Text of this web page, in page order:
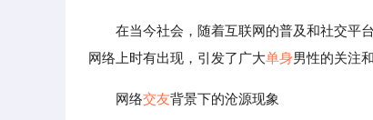
在当今社会，随着互联网的普及和社交平
网络上时有出现，引发了广大单身男性的关注
网络交友背景下的沧源现象